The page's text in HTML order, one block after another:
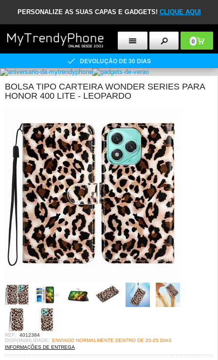
PERSONALIZE AS SUAS CAPAS E GADGETS! CLIQUE AQUI
0
DEVOLUÇÃO DE 30 DIAS
BOLSA TIPO CARTEIRA WONDER SERIES PARA
HONOR 400 LITE - LEOPARDO
REF.: 4012384
DISPONIBILIDADE: ENVIADO NORMALMENTE DENTRO DE 20-25 DIAS
INFORMAÇÕES DE ENTREGA